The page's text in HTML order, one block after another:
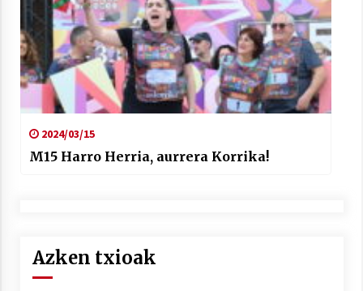
2024/03/15
M15 Harro Herria, aurrera Korrika!
Azken txioak